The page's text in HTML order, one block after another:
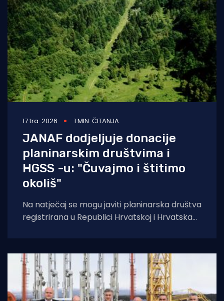
17 tra. 2026 1 MIN. ČITANJA
JANAF dodjeljuje donacije
planinarskim društvima i
HGSS -u: "Čuvajmo i štitimo
okoliš"
Na natječaj se mogu javiti planinarska društva
registrirana u Republici Hrvatskoj i Hrvatska